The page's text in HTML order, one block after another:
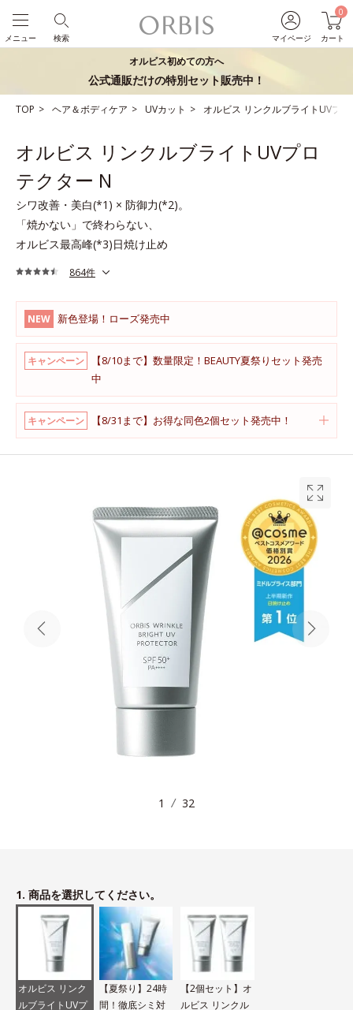
マイページ
0
カート
検索
メニュー
オルビス初めての方へ
公式通販だけの特別セット販売中！
TOP ヘア＆ボディケア UVカット オルビス リンクルブライトUVプ
オルビス リンクルブライトUVプロ
テクター N
シワ改善・美白(*1) × 防御力(*2)。
「焼かない」で終わらない、
オルビス最高峰(*3)日焼け止め
864件
NEW 新色登場！ローズ発売中
キャンペーン
【8/10まで】数量限定！BEAUTY夏祭りセット発売
中
キャンペーン 【8/31まで】お得な同色2個セット発売中！
1 32
1. 商品を選択してください。
オルビス リンク
ルブライトUVプ
【夏祭り】24時
間！徹底シミ対
【2個セット】オ
ルビス リンクル